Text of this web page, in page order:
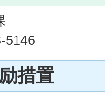
5146
措置